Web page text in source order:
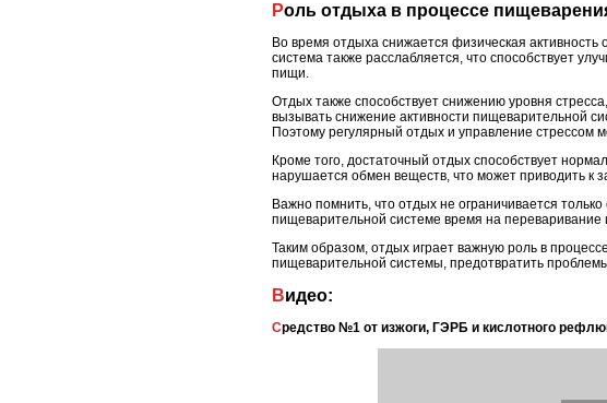
Роль отдыха в процессе
Во время отдыха снижается физическая
система также расслабляется, что способствует
пищи.
Отдых также способствует снижению уровня
вызывать снижение активности пищеварительной
Поэтому регулярный отдых и управление стрессом
Кроме того, достаточный отдых способствует
нарушается обмен веществ, что может приводить
Важно помнить, что отдых не ограничивается
пищеварительной системе время на переваривание
Таким образом, отдых играет важную роль в
пищеварительной системы, предотвратить
Видео:
Средство №1 от изжоги, ГЭРБ и кислотного